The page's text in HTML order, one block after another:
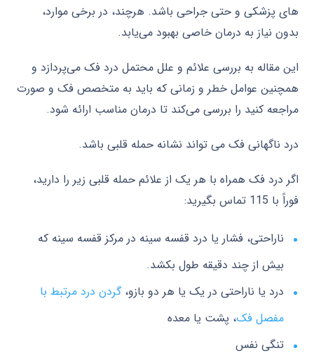
های پزشکی و حتی جراحی باشد. هرچند، در برخی موارد،
بدون نیاز به درمان خاصی بهبود می‌یابد.
این مقاله به بررسی علائم و علل محتمل درد فک می‌پردازد و
همچنین عوامل خطر و زمانی که باید به متخصص فک و صورت
مراجعه کنید را بررسی می‌کند تا درمان مناسب ارائه شود.
درد ناگهانی فک می تواند نشانه حمله قلبی باشد.
اگر درد فک همراه با هر یک از علائم حمله قلبی زیر را دارید،
فوراً با 115 تماس بگیرید:
ناراحتی، فشار یا درد قفسه سینه در مرکز قفسه سینه که
بیش از چند دقیقه طول بکشد.
درد یا ناراحتی در یک یا هر دو بازو،گردن درد مرتبط با
مفصل فک، پشت یا معده
تنگی نفس